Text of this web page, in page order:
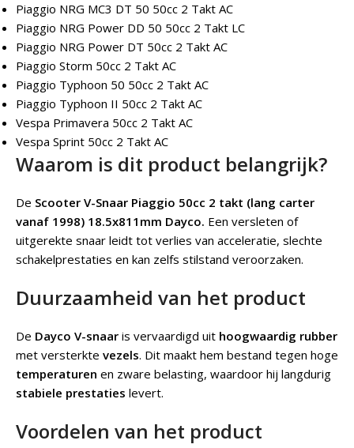
Piaggio NRG MC3 DT 50 50cc 2 Takt AC
Piaggio NRG Power DD 50 50cc 2 Takt LC
Piaggio NRG Power DT 50cc 2 Takt AC
Piaggio Storm 50cc 2 Takt AC
Piaggio Typhoon 50 50cc 2 Takt AC
Piaggio Typhoon II 50cc 2 Takt AC
Vespa Primavera 50cc 2 Takt AC
Vespa Sprint 50cc 2 Takt AC
Waarom is dit product belangrijk?
De Scooter V-Snaar Piaggio 50cc 2 takt (lang carter
vanaf 1998) 18.5x811mm Dayco. Een versleten of
uitgerekte snaar leidt tot verlies van acceleratie, slechte
schakelprestaties en kan zelfs stilstand veroorzaken.
Duurzaamheid van het product
De Dayco V-snaar is vervaardigd uit hoogwaardig rubber
met versterkte vezels. Dit maakt hem bestand tegen hoge
temperaturen en zware belasting, waardoor hij langdurig
stabiele prestaties levert.
Voordelen van het product